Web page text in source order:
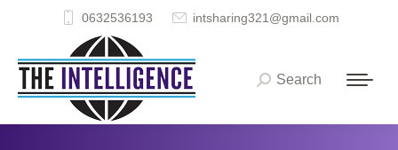
0632536193 intsharing321@gmail.com
Search:
Search